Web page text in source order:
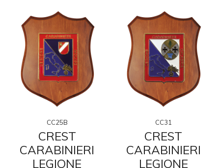
CC25B
CREST
CARABINIERI
LEGIONE
CC31
CREST
CARABINIERI
LEGIONE